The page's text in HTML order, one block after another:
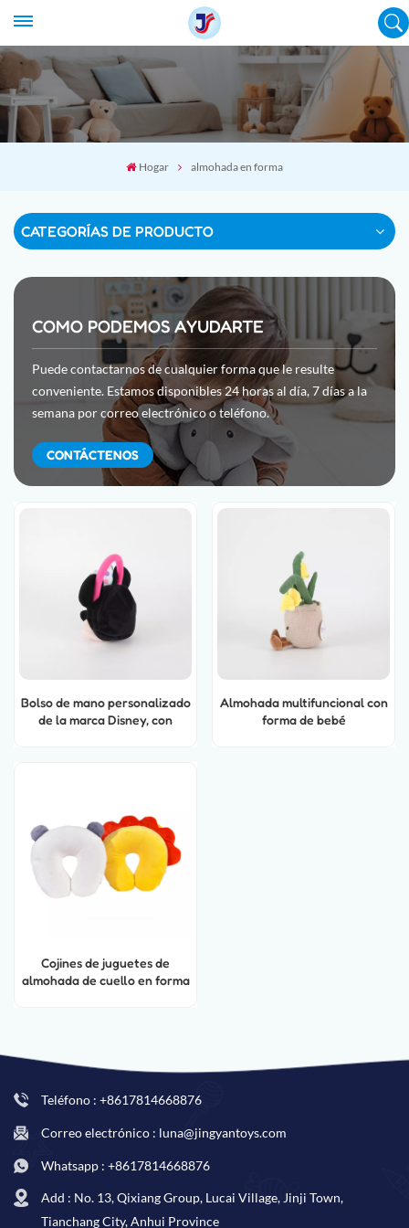
Hogar almohada en forma
CATEGORÍAS DE PRODUCTO
COMO PODEMOS AYUDARTE
Puede contactarnos de cualquier forma que le resulte
conveniente. Estamos disponibles 24 horas al día, 7 días a la
semana por correo electrónico o teléfono.
CONTÁCTENOS
Bolso de mano personalizado
de la marca Disney, con
Almohada multifuncional con
forma de bebé
Cojines de juguetes de
almohada de cuello en forma
Teléfono : +8617814668876
Correo electrónico : luna@jingyantoys.com
Whatsapp : +8617814668876
Add : No. 13, Qixiang Group, Lucai Village, Jinji Town,
Tianchang City, Anhui Province